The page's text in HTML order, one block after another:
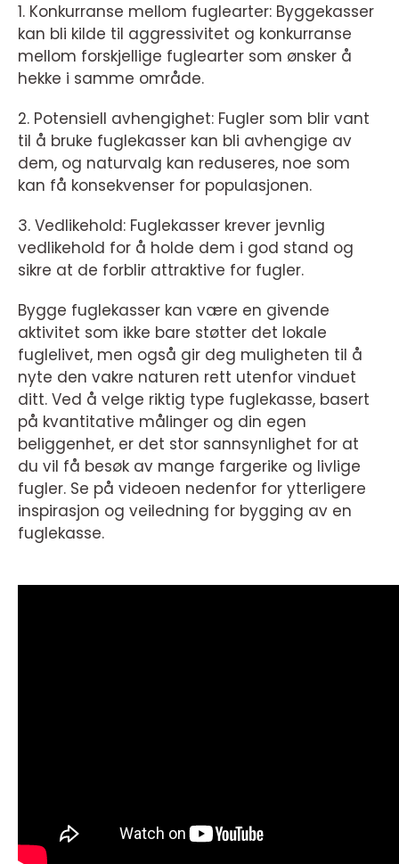
1. Konkurranse mellom fuglearter: Byggekasser
kan bli kilde til aggressivitet og konkurranse
mellom forskjellige fuglearter som ønsker å
hekke i samme område.
2. Potensiell avhengighet: Fugler som blir vant
til å bruke fuglekasser kan bli avhengige av
dem, og naturvalg kan reduseres, noe som
kan få konsekvenser for populasjonen.
3. Vedlikehold: Fuglekasser krever jevnlig
vedlikehold for å holde dem i god stand og
sikre at de forblir attraktive for fugler.
Bygge fuglekasser kan være en givende
aktivitet som ikke bare støtter det lokale
fuglelivet, men også gir deg muligheten til å
nyte den vakre naturen rett utenfor vinduet
ditt. Ved å velge riktig type fuglekasse, basert
på kvantitative målinger og din egen
beliggenhet, er det stor sannsynlighet for at
du vil få besøk av mange fargerike og livlige
fugler. Se på videoen nedenfor for ytterligere
inspirasjon og veiledning for bygging av en
fuglekasse.